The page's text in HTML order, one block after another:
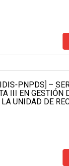
PNPDS] –
III EN GESTIÓN
UNIDAD DE